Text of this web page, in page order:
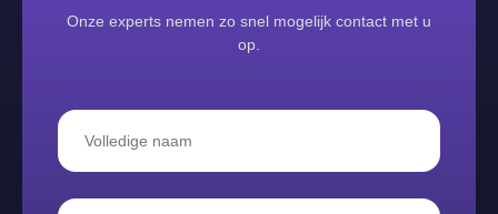
Onze experts nemen zo snel mogelijk contact met u
op.